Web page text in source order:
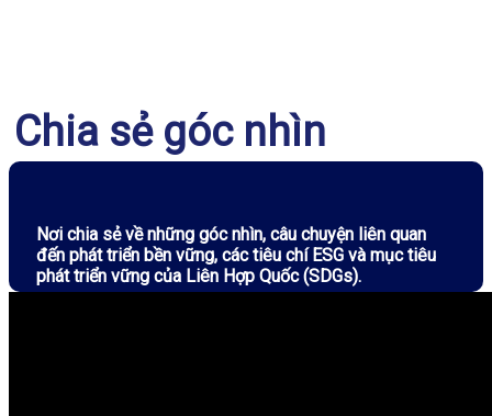
Chia sẻ góc nhìn
Nơi chia sẻ về những góc nhìn, câu chuyện liên quan
đến phát triển bền vững, các tiêu chí ESG và mục tiêu
phát triển vững của Liên Hợp Quốc (SDGs).